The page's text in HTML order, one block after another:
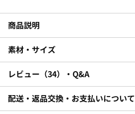
商品説明
素材・サイズ
レビュー 34 ・Q&A
配送・返品交換・お支払いについて